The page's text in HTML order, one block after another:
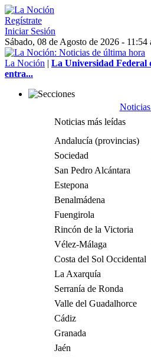
Regístrate
Iniciar Sesión
Sábado, 08 de Agosto de 2026 - 11:54
La Noción | La Universidad Federal
entra...
Noticias más leídas
Andalucía (provincias)
Sociedad
San Pedro Alcántara
Estepona
Benalmádena
Fuengirola
Rincón de la Victoria
Vélez-Málaga
Costa del Sol Occidental
La Axarquía
Serranía de Ronda
Valle del Guadalhorce
Cádiz
Granada
Jaén